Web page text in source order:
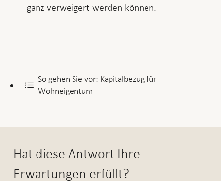
ganz verweigert werden können.
So gehen Sie vor: Kapitalbezug für
Wohneigentum
Hat diese Antwort Ihre
Erwartungen erfüllt?